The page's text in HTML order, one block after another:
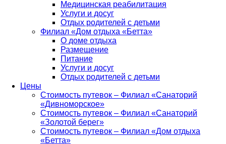
Медицинская реабилитация
Услуги и досуг
Отдых родителей с детьми
Филиал «Дом отдыха «Бетта»
О доме отдыха
Размещение
Питание
Услуги и досуг
Отдых родителей с детьми
Цены
Стоимость путевок – Филиал «Санаторий
«Дивноморское»
Стоимость путевок – Филиал «Санаторий
«Золотой берег»
Стоимость путевок – Филиал «Дом отдыха
«Бетта»